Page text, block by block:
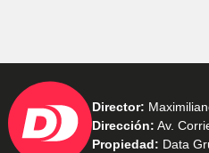
Director:
Dirección: Av.
Propiedad: Data